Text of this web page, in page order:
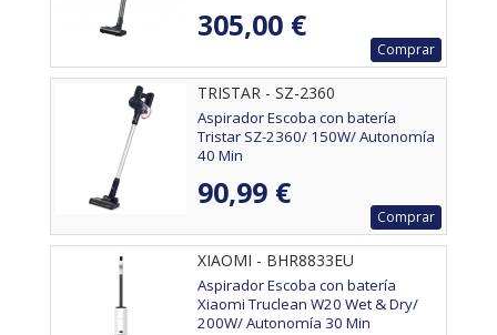
305,00 €
Comprar
TRISTAR - SZ-2360
Aspirador Escoba con batería
Tristar SZ-2360/ 150W/ Autonomía
40 Min
90,99 €
Comprar
XIAOMI - BHR8833EU
Aspirador Escoba con batería
Xiaomi Truclean W20 Wet & Dry/
200W/ Autonomía 30 Min